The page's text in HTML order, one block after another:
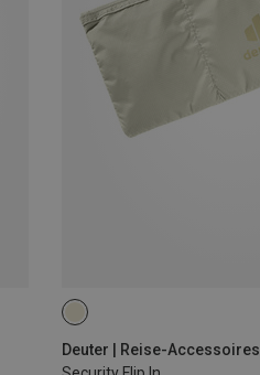
Deuter | Reise-Accessoires
ONE SIZE